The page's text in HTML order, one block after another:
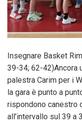
Insegnare Basket
39-34; 62-42)Ancora
palestra Carim per i
la gara è punto a
rispondono canestro
all’intervallo sul 39 a